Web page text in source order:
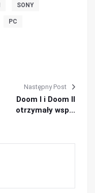
SONY
PC
Następny Post
Doom I i Doom II
otrzymały wsp...